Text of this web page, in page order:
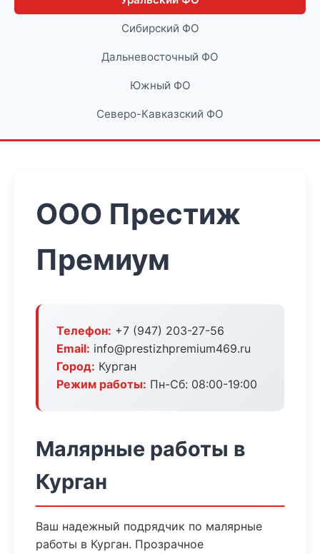
Сибирский ФО
Дальневосточный ФО
Южный ФО
Северо-Кавказский ФО
ООО Престиж
Премиум
Телефон: +7 (947) 203-27-56
Email: info@prestizhpremium469.ru
Город: Курган
Режим работы: Пн-Сб: 08:00-19:00
Малярные работы в
Курган
Ваш надежный подрядчик по малярные
работы в Курган. Прозрачное